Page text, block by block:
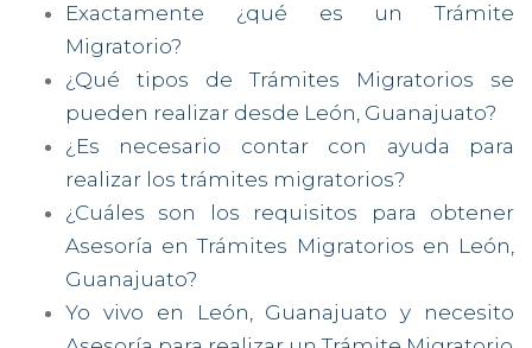
Exactamente ¿qué es un Trámite
Migratorio?
¿Qué tipos de Trámites Migratorios se
pueden realizar desde León, Guanajuato?
¿Es necesario contar con ayuda para
realizar los trámites migratorios?
¿Cuáles son los requisitos para obtener
Asesoría en Trámites Migratorios en León,
Guanajuato?
Yo vivo en León, Guanajuato y necesito